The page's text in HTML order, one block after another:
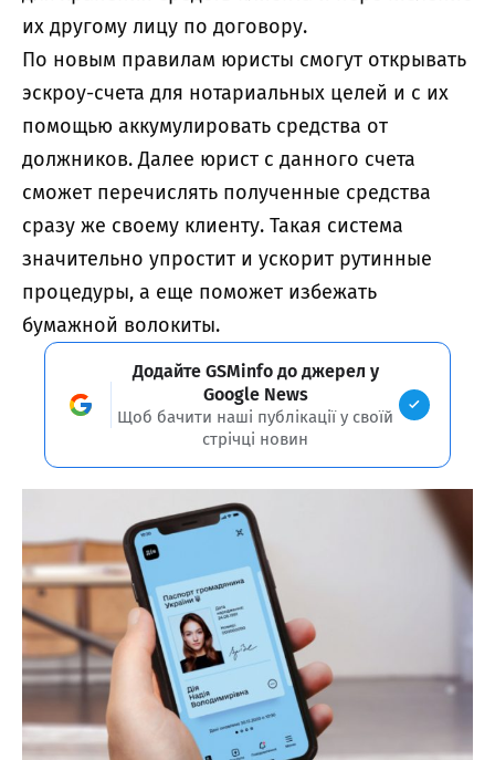
их другому лицу по договору.
По новым правилам юристы смогут открывать
эскроу-счета для нотариальных целей и с их
помощью аккумулировать средства от
должников. Далее юрист с данного счета
сможет перечислять полученные средства
сразу же своему клиенту. Такая система
значительно упростит и ускорит рутинные
процедуры, а еще поможет избежать
бумажной волокиты.
Додайте GSMinfo до джерел у
Google News
Щоб бачити наші публікації у своїй
стрічці новин